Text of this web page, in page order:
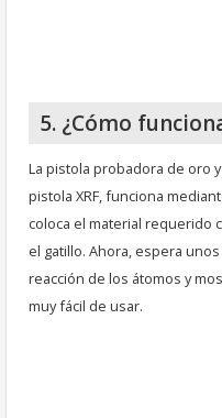
5. ¿Cómo
La pistola probadora de oro
pistola XRF, funciona
coloca el material requerido
el gatillo. Ahora, espera
reacción de los átomos y
muy fácil de usar.